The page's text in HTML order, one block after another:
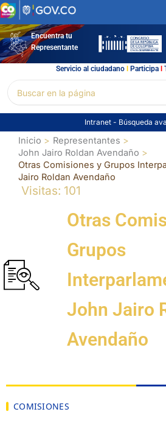
Ir
al
contenidoEncuentra tu
Representante
Servicio al ciudadano l Participal
por:
Intranet - Búsqueda
Inicio
Representantes
John Jairo Roldan Avendaño
Otras Comisiones y Grupos
Jairo Roldan Avendaño
Visitas: 101
Otras
Grupos
John Jairo
Avendaño
COMISIONES